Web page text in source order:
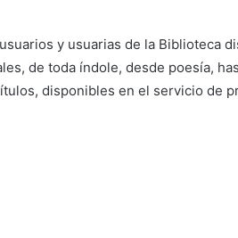
y usuarias de la Biblioteca
de toda índole, desde poesía,
disponibles en el servicio de